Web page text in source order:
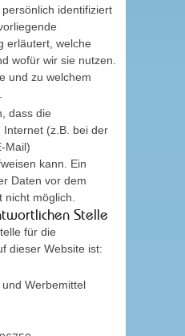
identifiziert
erläutert, welche
wofür wir sie nutzen.
und zu welchem
dass die
(z.B. bei der
Mail)
kann. Ein
Daten vor dem
möglich.
Stelle
für die
dieser Website ist:
Werbemittel